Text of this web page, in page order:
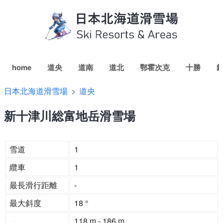
home 道央 道南 道北 鄂霍次克 十勝
日本北海道滑雪場 道央
新十津川総富地岳滑雪場
雪道
1
纜車
1
最長滑行距離
-
最大斜度
18 °